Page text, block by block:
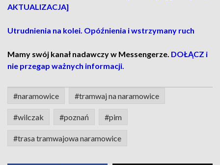
AKTUALIZACJA]
Utrudnienia na kolei. Opóźnienia i wstrzymany ruch
Mamy swój kanał nadawczy w Messengerze. DOŁĄCZ i
nie przegap ważnych informacji.
#naramowice #tramwaj na naramowice
#wilczak #poznań #pim
#trasa tramwajowa naramowice